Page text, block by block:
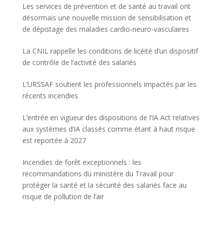
Les services de prévention et de santé au travail ont
désormais une nouvelle mission de sensibilisation et
de dépistage des maladies cardio-neuro-vasculaires
La CNIL rappelle les conditions de licéité d’un dispositif
de contrôle de l’activité des salariés
L’URSSAF soutient les professionnels impactés par les
récents incendies
L’entrée en vigueur des dispositions de l’IA Act relatives
aux systèmes d’IA classés comme étant à haut risque
est reportée à 2027
Incendies de forêt exceptionnels : les
recommandations du ministère du Travail pour
protéger la santé et la sécurité des salariés face au
risque de pollution de l’air